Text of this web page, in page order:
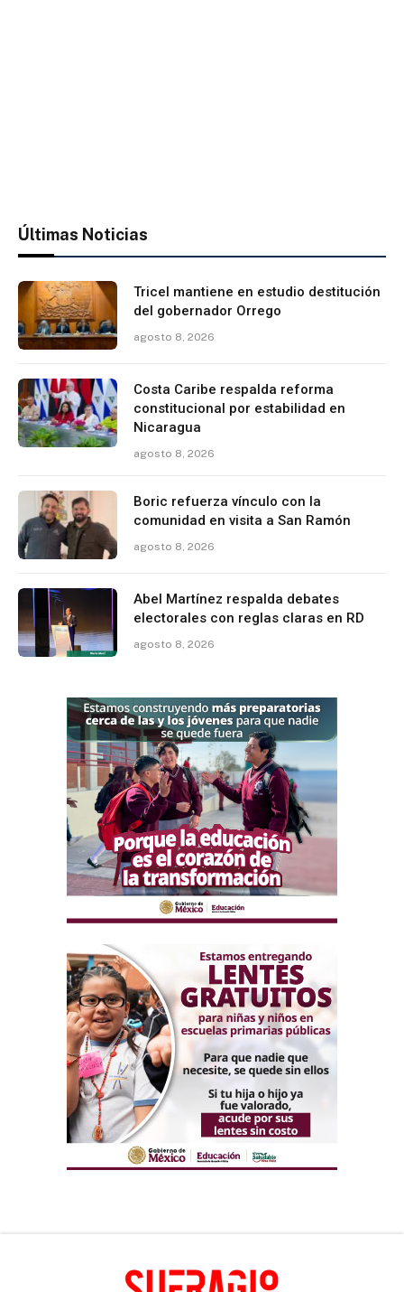
Últimas Noticias
Tricel mantiene en estudio destitución
del gobernador Orrego
agosto 8, 2026
Costa Caribe respalda reforma
constitucional por estabilidad en
Nicaragua
agosto 8, 2026
Boric refuerza vínculo con la
comunidad en visita a San Ramón
agosto 8, 2026
Abel Martínez respalda debates
electorales con reglas claras en RD
agosto 8, 2026